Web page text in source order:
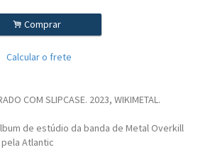
. Comprar
Calcular o frete
COM SLIPCASE. 2023, WIKIMETAL.
de estúdio da banda de Metal Overkill
Atlantic